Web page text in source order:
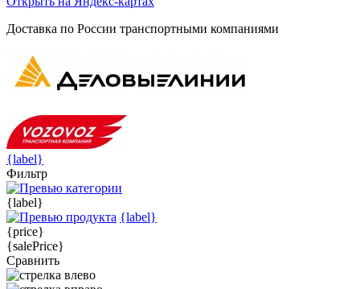
Доставка по России транспортными компаниями
{label}
Фильтр
{label}
{label}
{price}
{salePrice}
Сравнить